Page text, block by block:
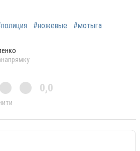
#ножевые #мотыга
0,0